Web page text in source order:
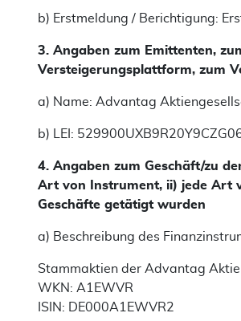
b) Erstmeldung / Berichtigung:
3. Angaben zum Emittenten,
Versteigerungsplattform, zum
a) Name: Advantag
b) LEI:
4. Angaben zum Geschäft/zu
Art von Instrument, ii) jede Art
Geschäfte getätigt wurden
a) Beschreibung des
Stammaktien der Advantag
WKN: A1EWVR
ISIN: DE000A1EWVR2